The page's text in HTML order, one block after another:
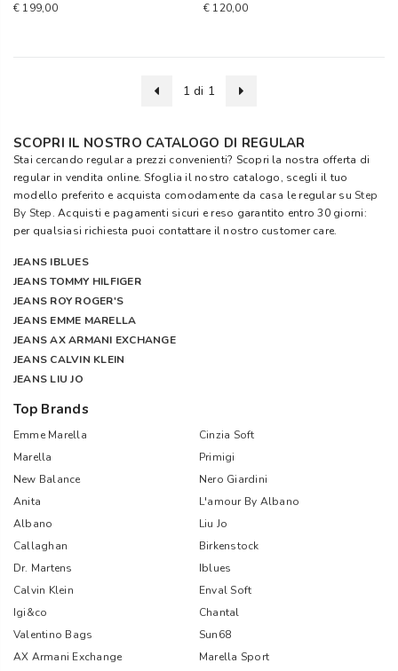
€ 199,00 € 120,00
1 di 1
SCOPRI IL NOSTRO CATALOGO DI REGULAR
Stai cercando regular a prezzi convenienti? Scopri la nostra offerta di
regular in vendita online. Sfoglia il nostro catalogo, scegli il tuo
modello preferito e acquista comodamente da casa le regular suStep
By Step. Acquisti e pagamenti sicuri e reso garantito entro 30 giorni:
per qualsiasi richiesta puoi contattare il nostro customer care.
JEANS IBLUES
JEANS TOMMY HILFIGER
JEANS ROY ROGER'S
JEANS EMME MARELLA
JEANS AX ARMANI EXCHANGE
JEANS CALVIN KLEIN
JEANS LIU JO
Top Brands
Emme Marella
Cinzia Soft
Marella
Primigi
New Balance
Nero Giardini
Anita
L'amour By Albano
Albano
Liu Jo
Callaghan
Birkenstock
Dr. Martens
Iblues
Calvin Klein
Enval Soft
Igi&co
Chantal
Valentino Bags
Sun68
AX Armani Exchange
Marella Sport